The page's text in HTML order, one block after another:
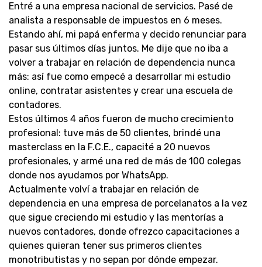
Entré a una empresa nacional de servicios. Pasé de
analista a responsable de impuestos en 6 meses.
Estando ahí, mi papá enferma y decido renunciar para
pasar sus últimos días juntos. Me dije que no iba a
volver a trabajar en relación de dependencia nunca
más: así fue como empecé a desarrollar mi estudio
online, contratar asistentes y crear una escuela de
contadores.
Estos últimos 4 años fueron de mucho crecimiento
profesional: tuve más de 50 clientes, brindé una
masterclass en la F.C.E., capacité a 20 nuevos
profesionales, y armé una red de más de 100 colegas
donde nos ayudamos por WhatsApp.
Actualmente volví a trabajar en relación de
dependencia en una empresa de porcelanatos a la vez
que sigue creciendo mi estudio y las mentorías a
nuevos contadores, donde ofrezco capacitaciones a
quienes quieran tener sus primeros clientes
monotributistas y no sepan por dónde empezar.